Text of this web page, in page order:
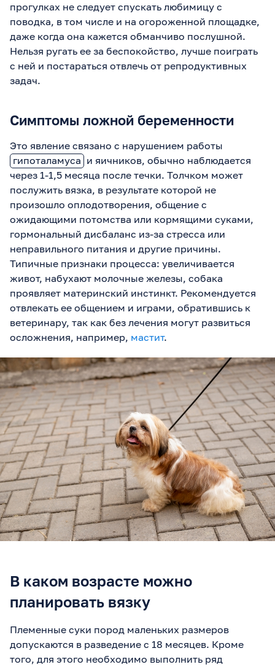
прогулках не следует спускать любимицу с
поводка, в том числе и на огороженной площадке,
даже когда она кажется обманчиво послушной.
Нельзя ругать ее за беспокойство, лучше поиграть
с ней и постараться отвлечь от репродуктивных
задач.
Симптомы ложной беременности
Это явление связано с нарушением работы
гипоталамуса и яичников, обычно наблюдается
через 1-1,5 месяца после течки. Толчком может
послужить вязка, в результате которой не
произошло оплодотворения, общение с
ожидающими потомства или кормящими суками,
гормональный дисбаланс из-за стресса или
неправильного питания и другие причины.
Типичные признаки процесса: увеличивается
живот, набухают молочные железы, собака
проявляет материнский инстинкт. Рекомендуется
отвлекать ее общением и играми, обратившись к
ветеринару, так как без лечения могут развиться
осложнения, например, мастит.
В каком возрасте можно
планировать вязку
Племенные суки пород маленьких размеров
допускаются в разведение с 18 месяцев. Кроме
того, для этого необходимо выполнить ряд